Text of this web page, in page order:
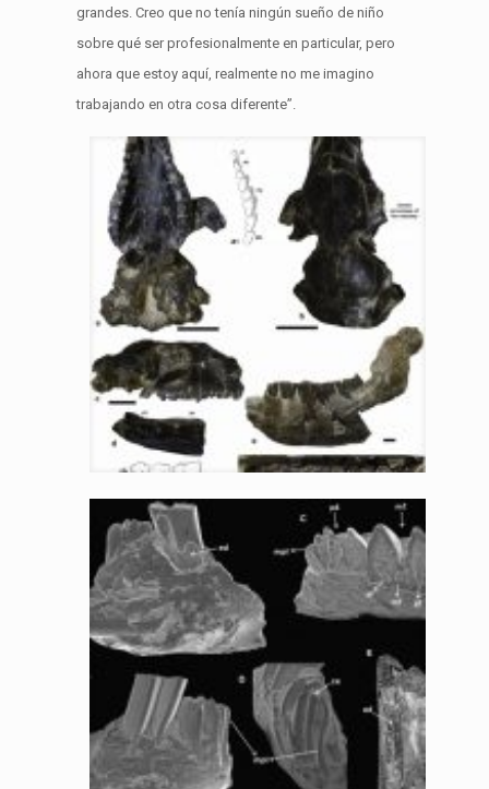
grandes. Creo que no tenía ningún sueño de niño
sobre qué ser profesionalmente en particular, pero
ahora que estoy aquí, realmente no me imagino
trabajando en otra cosa diferente”.